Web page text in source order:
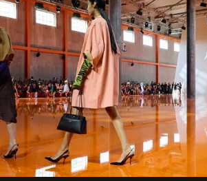
歲月，回顧 2.55 的誕生故事。